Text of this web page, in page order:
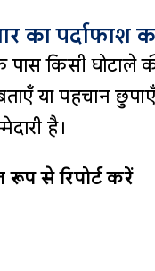
का पर्दाफाश
किसी घोटाले
या पहचान
है।
रूप से रिपोर्ट करें